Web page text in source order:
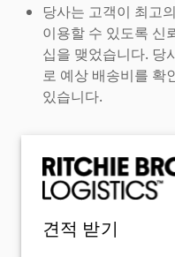
당사는 고객이 최고
이용할 수 있도록 신
십을 맺었습니다. 당
로 예상 배송비를 확
있습니다.
견적 받기